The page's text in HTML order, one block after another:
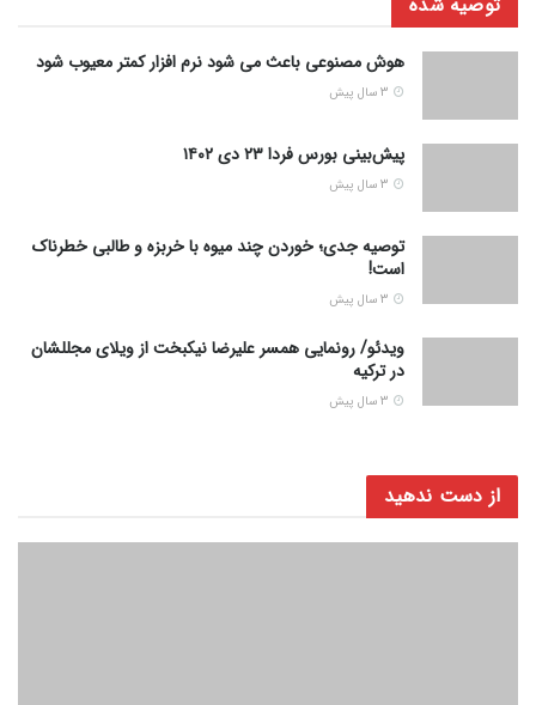
هوش مصنوعی باعث می شود نرم افزار کمتر معیوب شود
پیش‌بینی بورس فردا ۲۳ دی ۱۴۰۲
توصیه جدی؛ خوردن چند میوه با خربزه و طالبی خطرناک
است!
ویدئو/ رونمایی همسر علیرضا نیکبخت از ویلای مجللشان
در ترکیه
از دست ندهید